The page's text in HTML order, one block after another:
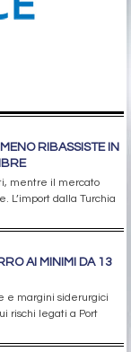
RIBASSISTE IN
mentre il mercato
L’import dalla Turchia
AI MINIMI DA 13
e margini siderurgici
rischi legati a Port